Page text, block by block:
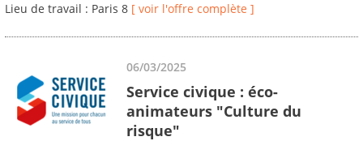
Lieu de travail : Paris 8 [ voir l'offre complète ]
06/03/2025
Service civique : éco-
animateurs "Culture du
risque"